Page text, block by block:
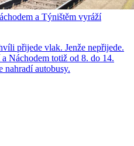
a Týništěm vyráží
přijede vlak. Jenže nepřijede.
Náchodem totiž od 8. do 14.
nahradí autobusy.